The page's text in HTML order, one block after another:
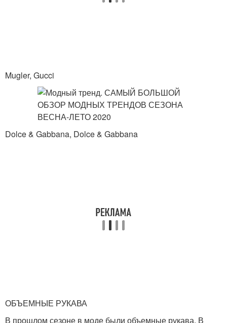
Mugler, Gucci
Dolce & Gabbana, Dolce & Gabbana
ОБЪЕМНЫЕ РУКАВА
В прошлом сезоне в моде были объемные рукава. В